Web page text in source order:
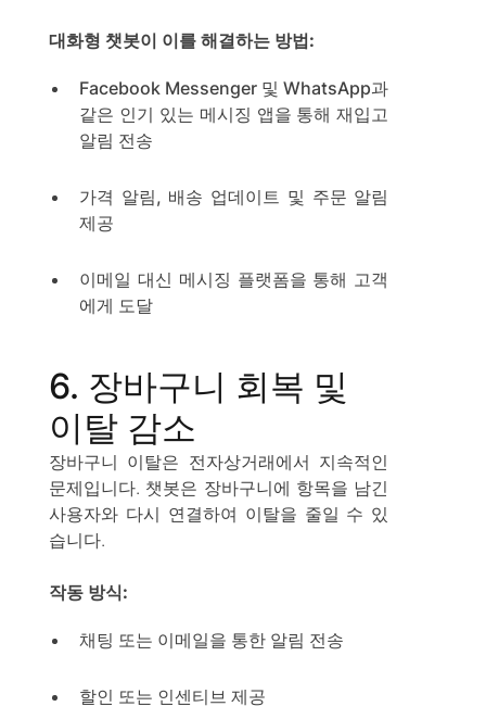
대화형 챗봇이 이를 해결하는 방법:
Facebook Messenger 및 WhatsApp과
같은 인기 있는 메시징 앱을 통해 재입고
알림 전송
가격 알림, 배송 업데이트 및 주문 알림
제공
이메일 대신 메시징 플랫폼을 통해 고객
에게 도달
6. 장바구니 회복 및
이탈 감소
장바구니 이탈은 전자상거래에서 지속적인
문제입니다. 챗봇은 장바구니에 항목을 남긴
사용자와 다시 연결하여 이탈을 줄일 수 있
습니다.
작동 방식:
채팅 또는 이메일을 통한 알림 전송
할인 또는 인센티브 제공